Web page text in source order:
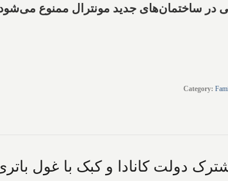
در ساختمان‌های جدید مونترال ممنوع
Category:
دولت کانادا و کبک با غول